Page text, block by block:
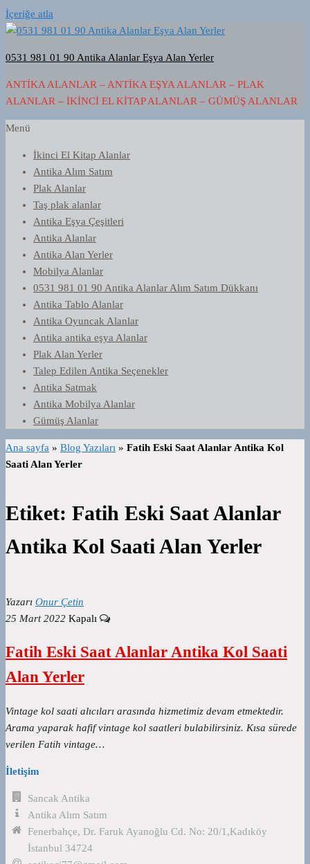
İçeriğe atla
0531 981 01 90 Antika Alanlar Eşya Alan Yerler
ANTIKA ALANLAR – ANTIKA EŞYA ALANLAR – PLAK
ALANLAR – İKINCI EL KITAP ALANLAR – GÜMÜŞ ALANLAR
Menü
İkinci El Kitap Alanlar
Antika Alım Satım
Plak Alanlar
Taş plak alanlar
Antika Eşya Çeşitleri
Antika Alanlar
Antika Alan Yerler
Mobilya Alanlar
0531 981 01 90 Antika Alanlar Alım Satım Dükkanı
Antika Tablo Alanlar
Antika Oyuncak Alanlar
Antika antika eşya Alanlar
Plak Alan Yerler
Talep Edilen Antika Seçenekler
Antika Satmak
Antika Mobilya Alanlar
Gümüş Alanlar
Ana sayfa » Blog Yazıları » Fatih Eski Saat Alanlar Antika Kol
Saati Alan Yerler
Etiket: Fatih Eski Saat Alanlar
Antika Kol Saati Alan Yerler
Yazarı Onur Çetin
25 Mart 2022 Kapalı
Fatih Eski Saat Alanlar Antika Kol Saati
Alan Yerler
Vintage kol saati alıcıları arasında hizmetimiz devam etmektedir.
Arama yaparak hafif vintage kol saatleri bulabilirsiniz. Kısa sürede
verilen Fatih vintage…
İletişim
Sancak Antika
Antika Alım Satım
Fenerbahçe, Dr. Faruk Ayanoğlu Cd. No: 20/1,Kadıköy
İstanbul 34724